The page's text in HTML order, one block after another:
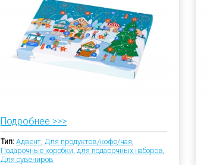
Подробнее >>>
Тип: Адвент, Для продуктов/кофе/чая,
Подарочные коробки, для подарочных наборов,
Для сувениров